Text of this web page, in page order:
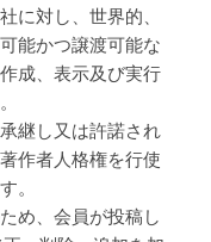
に対し、世界的、
能かつ譲渡可能な
成、表示及び実行
継し又は許諾され
作者人格権を行使
。
め、会員が投稿し